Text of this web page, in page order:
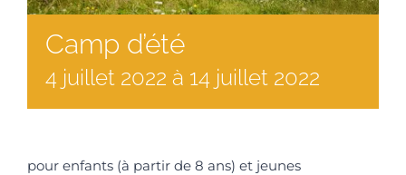
Camp d’été
4 juillet 2022 à 14 juillet 2022
pour enfants (à partir de 8 ans) et jeunes